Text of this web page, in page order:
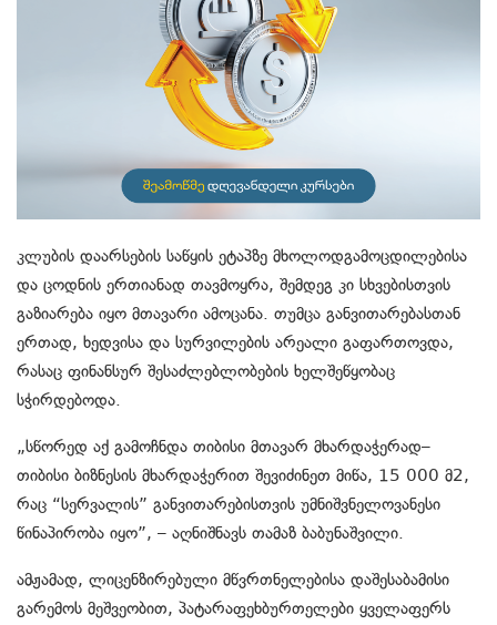
კლუბის დაარსების საწყის ეტაპზე მხოლოდგამოცდილებისა
და ცოდნის ერთიანად თავმოყრა, შემდეგ კი სხვებისთვის
გაზიარება იყო მთავარი ამოცანა. თუმცა განვითარებასთან
ერთად, ხედვისა და სურვილების არეალი გაფართოვდა,
რასაც ფინანსურ შესაძლებლობების ხელშეწყობაც
სჭირდებოდა.
„სწორედ აქ გამოჩნდა თიბისი მთავარ მხარდაჭერად–
თიბისი ბიზნესის მხარდაჭერით შევიძინეთ მიწა, 15 000 მ2,
რაც “სერვალის” განვითარებისთვის უმნიშვნელოვანესი
წინაპირობა იყო”, – აღნიშნავს თამაზ ბაბუნაშვილი.
ამჟამად, ლიცენზირებული მწვრთნელებისა დაშესაბამისი
გარემოს მეშვეობით, პატარაფეხბურთელები ყველაფერს